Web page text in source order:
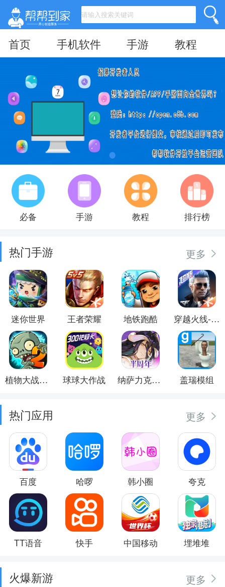
首页 手机软件 手游 教程
必备 手游 教程 排行榜
热门手游 更多
迷你世界 王者荣耀 地铁跑酷 穿越火线-枪战王者
植物大战僵尸2 球球大作战 纳萨力克之王 盖瑞模组
热门应用 更多
百度 哈啰 韩小圈 夸克
TT语音 快手 中国移动 埋堆堆
火爆新游 更多